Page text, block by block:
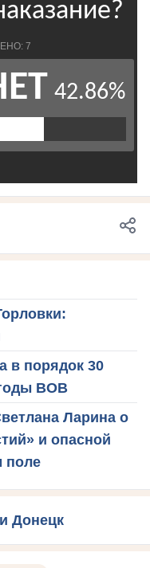
в порядок 30
ВОВ
Ларина о
и опасной
поле
Донецк